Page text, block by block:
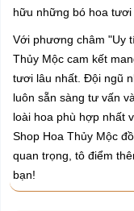
hữu những bó hoa
Với phương châm "Uy
Thủy Mộc cam kết
tươi lâu nhất. Đội ngũ
luôn sẵn sàng tư vấn
loài hoa phù hợp nhất
Shop Hoa Thủy Mộc
quan trọng, tô điểm
bạn!